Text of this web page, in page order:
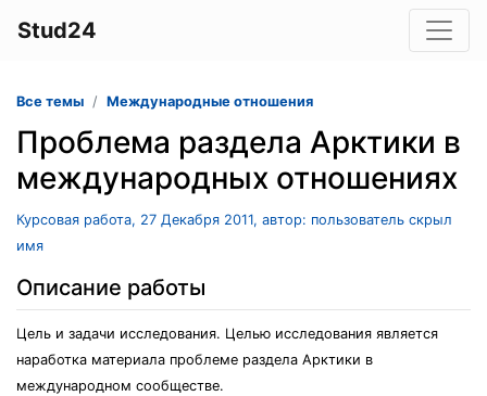
Stud24
Все темы Международные отношения
Проблема раздела Арктики в
международных отношениях
Курсовая работа, 27 Декабря 2011, автор: пользователь скрыл
имя
Описание работы
Цель и задачи исследования. Целью исследования является
наработка материала проблеме раздела Арктики в
международном сообществе.